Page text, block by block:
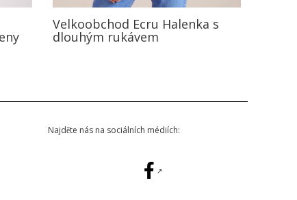
Velkoobchod Ecru Halenka s
dlouhým rukávem
Najděte nás na sociálních médiích: